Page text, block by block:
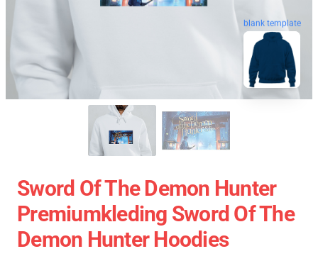
blank template
Sword Of The Demon Hunter
Premiumkleding Sword Of The
Demon Hunter Hoodies